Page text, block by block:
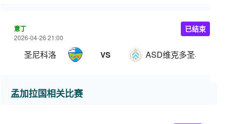
意丁
2026-04-26 21:00
圣尼科洛 VS ASD维克多圣马力诺
已结束
孟加拉国相关比赛